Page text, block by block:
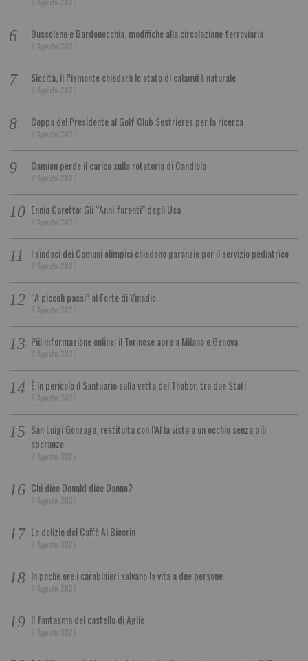
Bussoleno e Bardonecchia, modifiche alla circolazione ferroviaria
7 Agosto 2026
Siccità, il Piemonte chiederà lo stato di calamità naturale
7 Agosto 2026
Coppa del Presidente al Golf Club Sestrieres per la ricerca
7 Agosto 2026
Camion perde il carico sulla rotatoria di Candiolo
7 Agosto 2026
Ennio Caretto: Gli “Anni furenti” degli Usa
7 Agosto 2026
I sindaci dei Comuni olimpici chiedono garanzie per il servizio pediatrico
7 Agosto 2026
“A piccoli passi” al Forte di Vinadio
7 Agosto 2026
Più informazione online: il Torinese apre a Milano e Genova
7 Agosto 2026
È in pericolo il Santuario sulla vetta del Thabor, tra due Stati
7 Agosto 2026
San Luigi Gonzaga, restituita con l’AI la vista a un occhio senza più
speranze
7 Agosto 2026
Chi dice Donald dice Danno?
7 Agosto 2026
Le delizie del Caffè Al Bicerin
7 Agosto 2026
In poche ore i carabinieri salvano la vita a due persone
7 Agosto 2026
Il fantasma del castello di Agliè
7 Agosto 2026